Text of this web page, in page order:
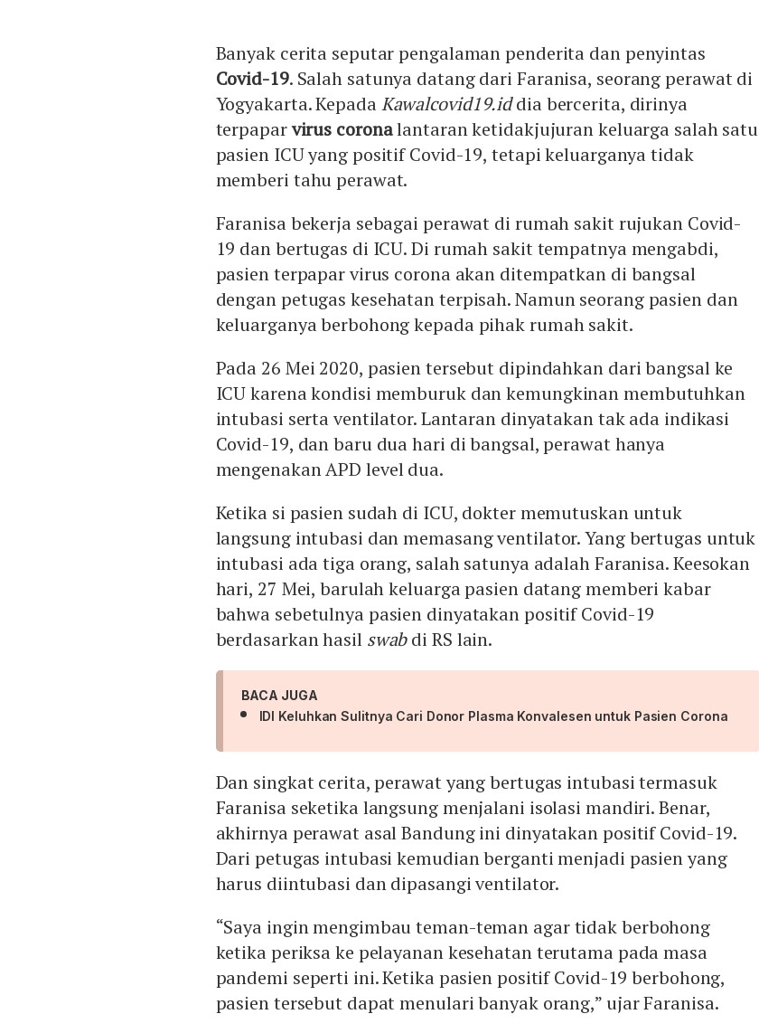
Banyak cerita seputar pengalaman penderita dan penyintas
Covid-19. Salah satunya datang dari Faranisa, seorang perawat di
Yogyakarta. KepadaKawalcovid19.iddia bercerita, dirinya
terpaparvirus coronalantaran ketidakjujuran keluarga salah satu
pasien ICU yang positif Covid-19, tetapi keluarganya tidak
memberi tahu perawat.
Faranisa bekerja sebagai perawat di rumah sakit rujukan Covid-
19 dan bertugas di ICU. Di rumah sakit tempatnya mengabdi,
pasien terpapar virus corona akan ditempatkan di bangsal
dengan petugas kesehatan terpisah. Namun seorang pasien dan
keluarganya berbohong kepada pihak rumah sakit.
Pada 26 Mei 2020, pasien tersebut dipindahkan dari bangsal ke
ICU karena kondisi memburuk dan kemungkinan membutuhkan
intubasi serta ventilator. Lantaran dinyatakan tak ada indikasi
Covid-19, dan baru dua hari di bangsal, perawat hanya
mengenakan APD level dua.
Ketika si pasien sudah di ICU, dokter memutuskan untuk
langsung intubasi dan memasang ventilator. Yang bertugas untuk
intubasi ada tiga orang, salah satunya adalah Faranisa. Keesokan
hari, 27 Mei, barulah keluarga pasien datang memberi kabar
bahwa sebetulnya pasien dinyatakan positif Covid-19
berdasarkan hasil swabdi RS lain.
BACA JUGA
IDI Keluhkan Sulitnya Cari Donor Plasma Konvalesen untuk Pasien Corona
Dan singkat cerita, perawat yang bertugas intubasi termasuk
Faranisa seketika langsung menjalani isolasi mandiri. Benar,
akhirnya perawat asal Bandung ini dinyatakan positif Covid-19.
Dari petugas intubasi kemudian berganti menjadi pasien yang
harus diintubasi dan dipasangi ventilator.
“Saya ingin mengimbau teman-teman agar tidak berbohong
ketika periksa ke pelayanan kesehatan terutama pada masa
pandemi seperti ini. Ketika pasien positif Covid-19 berbohong,
pasien tersebut dapat menulari banyak orang,” ujar Faranisa.